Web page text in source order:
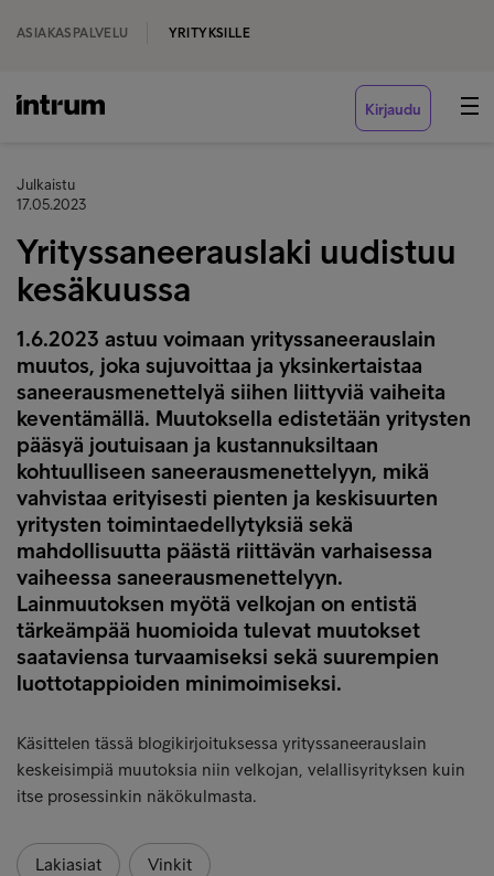
ASIAKASPALVELU YRITYKSILLE
Kirjaudu
Julkaistu
17.05.2023
Yrityssaneerauslaki uudistuu
kesäkuussa
1.6.2023 astuu voimaan yrityssaneerauslain
muutos, joka sujuvoittaa ja yksinkertaistaa
saneerausmenettelyä siihen liittyviä vaiheita
keventämällä. Muutoksella edistetään yritysten
pääsyä joutuisaan ja kustannuksiltaan
kohtuulliseen saneerausmenettelyyn, mikä
vahvistaa erityisesti pienten ja keskisuurten
yritysten toimintaedellytyksiä sekä
mahdollisuutta päästä riittävän varhaisessa
vaiheessa saneerausmenettelyyn.
Lainmuutoksen myötä velkojan on entistä
tärkeämpää huomioida tulevat muutokset
saataviensa turvaamiseksi sekä suurempien
luottotappioiden minimoimiseksi.
Käsittelen tässä blogikirjoituksessa yrityssaneerauslain
keskeisimpiä muutoksia niin velkojan, velallisyrityksen kuin
itse prosessinkin näkökulmasta.
Lakiasiat Vinkit